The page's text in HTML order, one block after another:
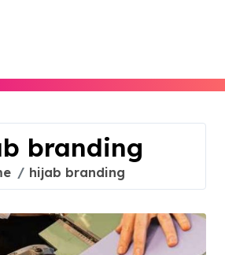
branding
hijab branding